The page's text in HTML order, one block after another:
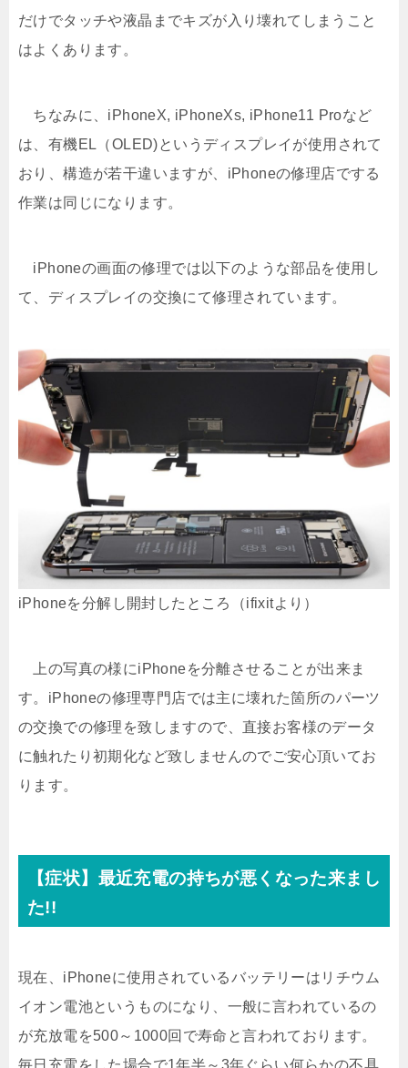
だけでタッチや液晶までキズが入り壊れてしまうこと
はよくあります。
ちなみに、iPhoneX, iPhoneXs, iPhone11 Proなど
は、有機EL（OLED)というディスプレイが使用されて
おり、構造が若干違いますが、iPhoneの修理店でする
作業は同じになります。
iPhoneの画面の修理では以下のような部品を使用し
て、ディスプレイの交換にて修理されています。
iPhoneを分解し開封したところ（ifixitより）
上の写真の様にiPhoneを分離させることが出来ま
す。iPhoneの修理専門店では主に壊れた箇所のパーツ
の交換での修理を致しますので、直接お客様のデータ
に触れたり初期化など致しませんのでご安心頂いてお
ります。
【症状】最近充電の持ちが悪くなった来まし
た!!
現在、iPhoneに使用されているバッテリーはリチウム
イオン電池というものになり、一般に言われているの
が充放電を500～1000回で寿命と言われております。
毎日充電をした場合で1年半～3年ぐらい何らかの不具